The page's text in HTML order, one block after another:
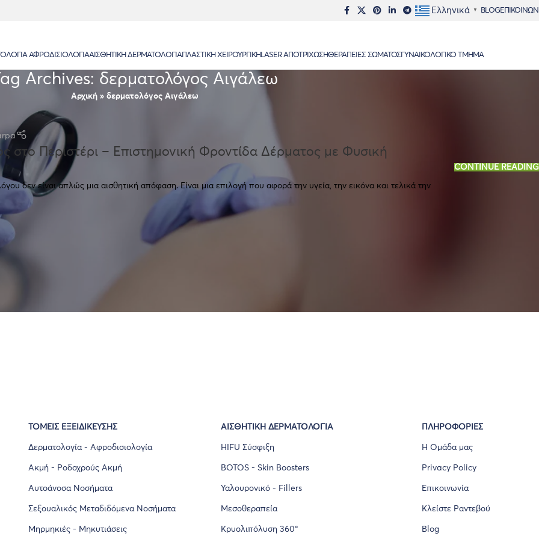
Ελληνικά ▼ BLOG
ΑΦΡΟΔΙΣΙΟΛΟΓΊΑΑΙΣΘΗΤΙΚΉ ΔΕΡΜΑΤΟΛΟΓΊΑΠΛΑΣΤΙΚΉ ΧΕΙΡΟΥΡΓΙΚΉLASER ΑΠΟΤΡΊΧΩΣΗΘΕΡΑΠΕΊΕΣ ΣΏΜΑΤΟΣΓΥΝΑΙΚΟΛΟΓΙΚΌ ΤΜΉΜΑ
Tag Archives: δερματολόγος Αιγάλεω
Αρχική » δερματολόγος Αιγάλεω
στο Περιστέρι – Επιστημονική Φροντίδα Δέρματος με Φυσική
δεν είναι απλώς μια αισθητική απόφαση. Είναι μια επιλογή που αφορά την υγεία, την εικόνα και τελικά την
CONTINUE READING
ΤΟΜΕΙΣ ΕΞΕΙΔΙΚΕΥΣΗΣ
Δερματολογία - Αφροδισιολογία
Ακμή - Ροδοχρούς Ακμή
Αυτοάνοσα Νοσήματα
Σεξουαλικός Μεταδιδόμενα Νοσήματα
Μηρμηκιές - Μηκυτιάσεις
ΑΙΣΘΗΤΙΚΉ ΔΕΡΜΑΤΟΛΟΓΊΑ
HIFU Σύσφιξη
BOTOS - Skin Boosters
Υαλουρονικό - Fillers
Μεσοθεραπεία
Κρυολιπόλυση 360°
ΠΛΗΡΟΦΟΡΙΕΣ
Η Ομάδα μας
Privacy Policy
Επικοινωνία
Κλείστε Ραντεβού
Blog